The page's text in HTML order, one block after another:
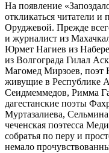
На появление
откликаться читатели и
Оруджевой. Прежде
и журналист из
Юрмет Нагиев из
из Волгограда Гилал
Магомед Мирзоев, поэт
живущие в Республике
Сеидмеммедов, Римма
дагестанские поэты
Муртазалиева,
чеченская поэтесса
собратья по перу и
немало